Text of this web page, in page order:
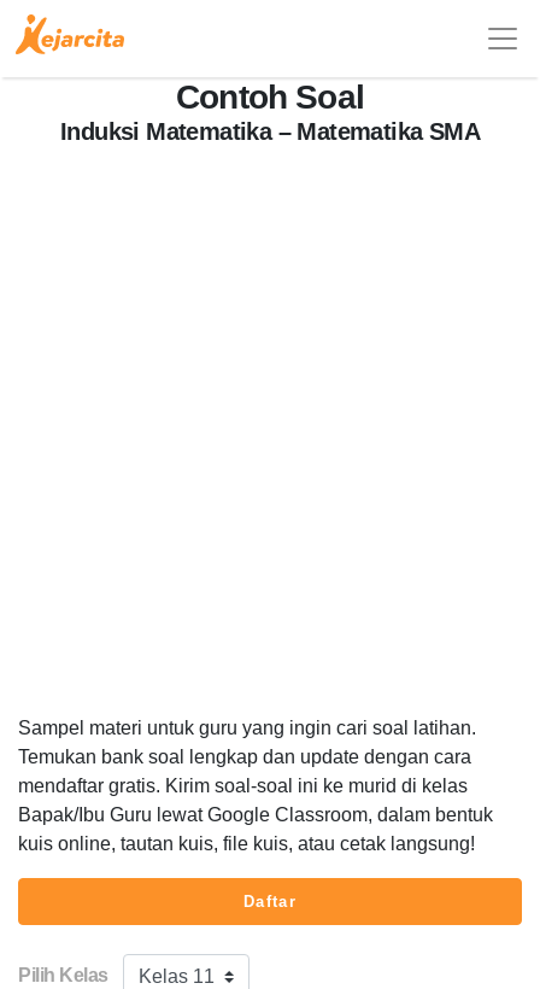
Contoh Soal
Induksi Matematika – Matematika SMA
Sampel materi untuk guru yang ingin cari soal latihan.
Temukan bank soal lengkap dan update dengan cara
mendaftar gratis. Kirim soal-soal ini ke murid di kelas
Bapak/Ibu Guru lewat Google Classroom, dalam bentuk
kuis online, tautan kuis, file kuis, atau cetak langsung!
Daftar
Pilih Kelas Kelas 11